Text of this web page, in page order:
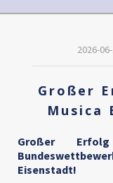
2026-
Großer
Musica
Großer
Eisenstadt!